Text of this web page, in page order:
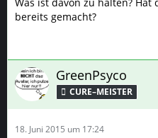
bereits gemacht?
GreenPsyco
CURE–MEISTER
18. Juni 2015 um 17:24